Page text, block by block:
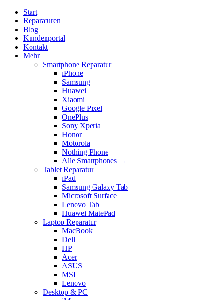
Start
Reparaturen
Blog
Kundenportal
Kontakt
Mehr
Smartphone Reparatur
iPhone
Samsung
Huawei
Xiaomi
Google Pixel
OnePlus
Sony Xperia
Honor
Motorola
Nothing Phone
Alle Smartphones →
Tablet Reparatur
iPad
Samsung Galaxy Tab
Microsoft Surface
Lenovo Tab
Huawei MatePad
Laptop Reparatur
MacBook
Dell
HP
Acer
ASUS
MSI
Lenovo
Desktop & PC